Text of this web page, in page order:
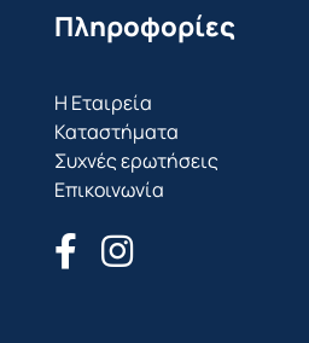
Πληροφορίες
Η Εταιρεία
Καταστήματα
Συχνές ερωτήσεις
Επικοινωνία